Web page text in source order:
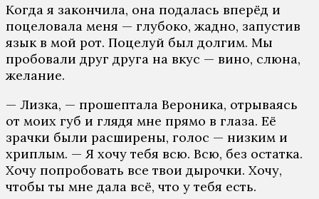
Когда я закончила, она подалась вперёд и
поцеловала меня — глубоко, жадно, запустив
язык в мой рот. Поцелуй был долгим. Мы
пробовали друг друга на вкус — вино, слюна,
желание.
— Лизка, — прошептала Вероника, отрываясь
от моих губ и глядя мне прямо в глаза. Её
зрачки были расширены, голос — низким и
хриплым. — Я хочу тебя всю. Всю, без остатка.
Хочу попробовать все твои дырочки. Хочу,
чтобы ты мне дала всё, что у тебя есть.